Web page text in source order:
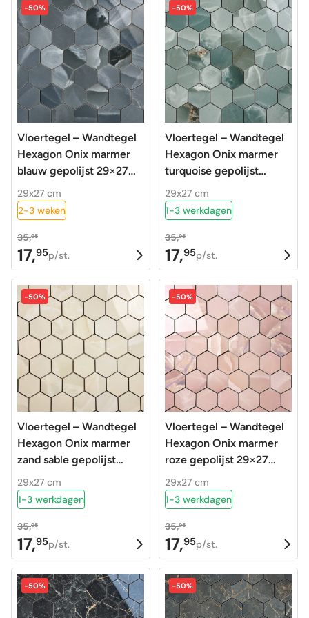
-50%
Vloertegel – Wandtegel
Hexagon Onix marmer
blauw gepolijst 29×27
matje
29x27 cm
2-3 weken
35,95
Oorspronkelijke
prijs
was:
35,95.
17,95
Huidige
prijs
is:
17,95.
p/st.
-50%
Vloertegel – Wandtegel
Hexagon Onix marmer
turquoise gepolijst
29×27 matje
29x27 cm
1-3 werkdagen
35,95
Oorspronkelijke
prijs
was:
35,95.
17,95
Huidige
prijs
is:
17,95.
p/st.
-50%
Vloertegel – Wandtegel
Hexagon Onix marmer
zand sable gepolijst
29×27 matje
29x27 cm
1-3 werkdagen
35,95
Oorspronkelijke
prijs
was:
35,95.
17,95
Huidige
prijs
is:
17,95.
p/st.
-50%
Vloertegel – Wandtegel
Hexagon Onix marmer
roze gepolijst 29×27
matje
29x27 cm
1-3 werkdagen
35,95
Oorspronkelijke
prijs
was:
35,95.
17,95
Huidige
prijs
is:
17,95.
p/st.
-50% -50%